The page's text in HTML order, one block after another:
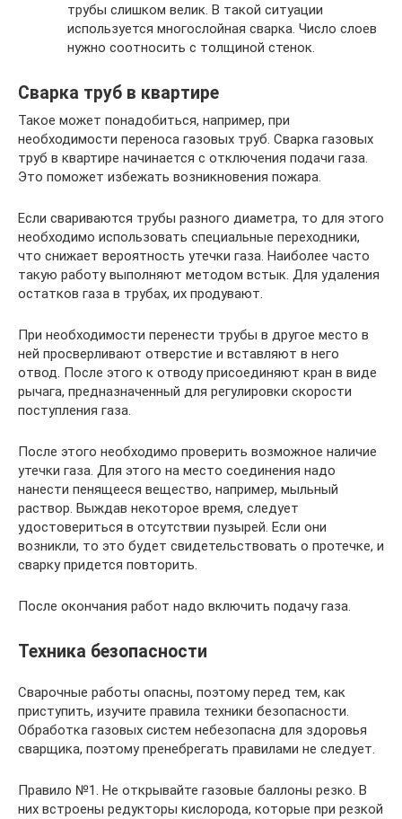
трубы слишком велик. В такой ситуации
используется многослойная сварка. Число слоев
нужно соотносить с толщиной стенок.
Сварка труб в квартире
Такое может понадобиться, например, при
необходимости переноса газовых труб. Сварка газовых
труб в квартире начинается с отключения подачи газа.
Это поможет избежать возникновения пожара.
Если свариваются трубы разного диаметра, то для этого
необходимо использовать специальные переходники,
что снижает вероятность утечки газа. Наиболее часто
такую работу выполняют методом встык. Для удаления
остатков газа в трубах, их продувают.
При необходимости перенести трубы в другое место в
ней просверливают отверстие и вставляют в него
отвод. После этого к отводу присоединяют кран в виде
рычага, предназначенный для регулировки скорости
поступления газа.
После этого необходимо проверить возможное наличие
утечки газа. Для этого на место соединения надо
нанести пенящееся вещество, например, мыльный
раствор. Выждав некоторое время, следует
удостовериться в отсутствии пузырей. Если они
возникли, то это будет свидетельствовать о протечке, и
сварку придется повторить.
После окончания работ надо включить подачу газа.
Техника безопасности
Сварочные работы опасны, поэтому перед тем, как
приступить, изучите правила техники безопасности.
Обработка газовых систем небезопасна для здоровья
сварщика, поэтому пренебрегать правилами не следует.
Правило №1. Не открывайте газовые баллоны резко. В
них встроены редукторы кислорода, которые при резкой